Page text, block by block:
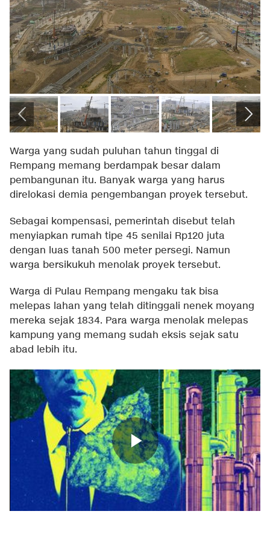
Warga yang sudah puluhan tahun tinggal di
Rempang memang berdampak besar dalam
pembangunan itu. Banyak warga yang harus
direlokasi demia pengembangan proyek tersebut.
Sebagai kompensasi, pemerintah disebut telah
menyiapkan rumah tipe 45 senilai Rp120 juta
dengan luas tanah 500 meter persegi. Namun
warga bersikukuh menolak proyek tersebut.
Warga di Pulau Rempang mengaku tak bisa
melepas lahan yang telah ditinggali nenek moyang
mereka sejak 1834. Para warga menolak melepas
kampung yang memang sudah eksis sejak satu
abad lebih itu.